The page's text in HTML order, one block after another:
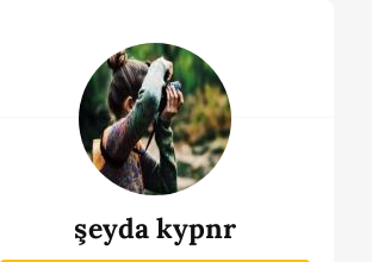
şeyda kypnr